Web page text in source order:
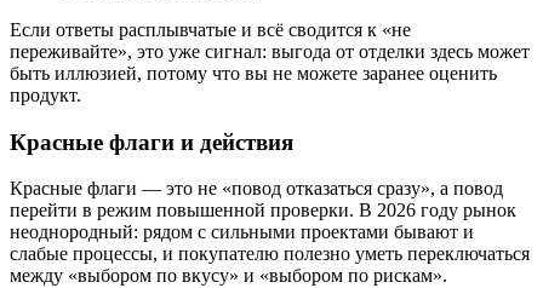
Если ответы расплывчатые и всё сводится к «не
переживайте», это уже сигнал: выгода от отделки здесь может
быть иллюзией, потому что вы не можете заранее оценить
продукт.
Красные флаги и действия
Красные флаги — это не «повод отказаться сразу», а повод
перейти в режим повышенной проверки. В 2026 году рынок
неоднородный: рядом с сильными проектами бывают и
слабые процессы, и покупателю полезно уметь переключаться
между «выбором по вкусу» и «выбором по рискам».